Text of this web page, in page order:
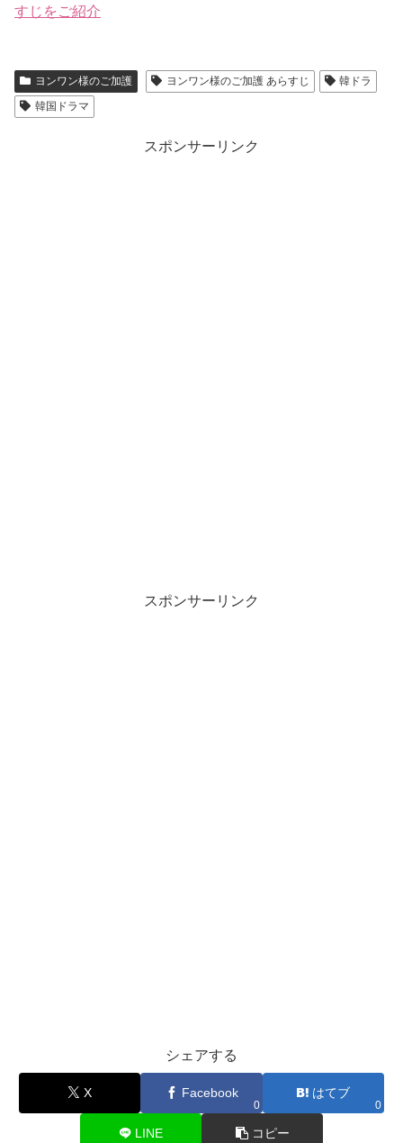
すじをご紹介
ヨンワン様のご加護 ヨンワン様のご加護 あらすじ
韓ドラ
韓国ドラマ
スポンサーリンク
スポンサーリンク
シェアする
X Facebook
0
はてブ
0
LINE コピー